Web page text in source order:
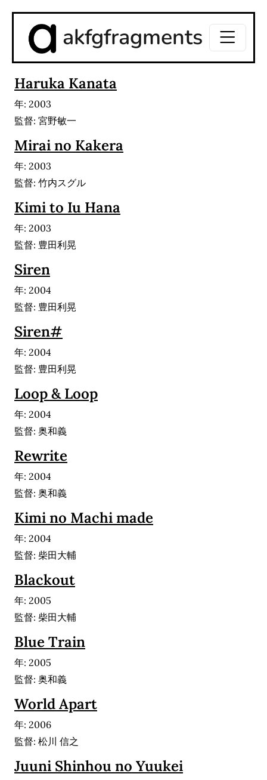
akfgfragments
Haruka Kanata
年: 2003
監督: 宮野敏一
Mirai no Kakera
年: 2003
監督: 竹内スグル
Kimi to Iu Hana
年: 2003
監督: 豊田利晃
Siren
年: 2004
監督: 豊田利晃
Siren#
年: 2004
監督: 豊田利晃
Loop & Loop
年: 2004
監督: 奥和義
Rewrite
年: 2004
監督: 奥和義
Kimi no Machi made
年: 2004
監督: 柴田大輔
Blackout
年: 2005
監督: 柴田大輔
Blue Train
年: 2005
監督: 奥和義
World Apart
年: 2006
監督: 松川 信之
Juuni Shinhou no Yuukei